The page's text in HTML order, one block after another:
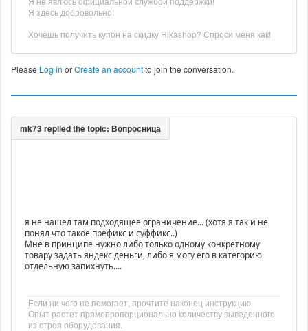
Я здесь добровольно!
Хочешь получить купон на скидку Hikashop? Спроси меня как!
Please Log in orCreate an accountto join the conversation.
я не нашел там подходящее ограничение... (хотя я так и не
понял что такое префикс и суффикс..)
Мне в принципе нужно либо только одному конкретному
товару задать яндекс деньги, либо я могу его в категорию
отдельную запихнуть....
Если ни чего не помогает, прочтите наконец инструкцию.
Опыт растет прямопропорционально количеству выведенного
из строя оборудования.